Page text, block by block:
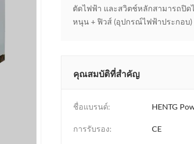
ตัดไฟฟ้า และสวิตช์หลักสามารถปิด
หนุน + ฟิวส์ (อุปกรณ์ไฟฟ้าประกอบ)
คุณสมบัติที่สำคัญ
ชื่อแบรนด์: HENTG
การรับรอง: CE